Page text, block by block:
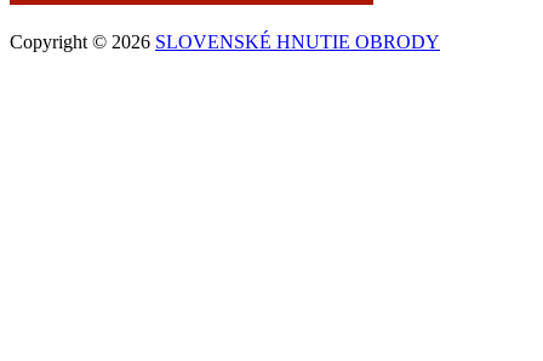
Copyright © 2026 SLOVENSKÉ HNUTIE OBRODY